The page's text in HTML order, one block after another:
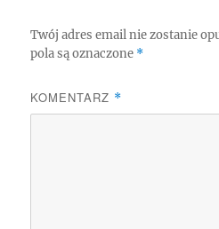
Twój adres email nie zostanie
pola są oznaczone *
KOMENTARZ *